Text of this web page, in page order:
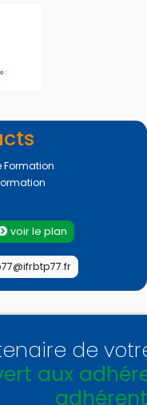
Formation
voir le plan
de
aux